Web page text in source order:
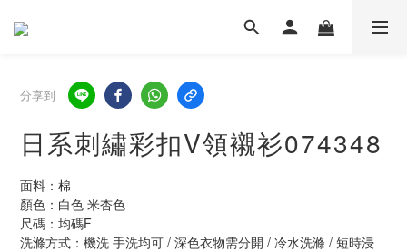
分享到
日系刺繡彩扣V領襯衫074348
面料：棉
顏色：白色 米杏色
尺碼：均碼F
洗滌方式：機洗 手洗均可 / 深色衣物需分開 / 冷水洗滌 / 短時浸